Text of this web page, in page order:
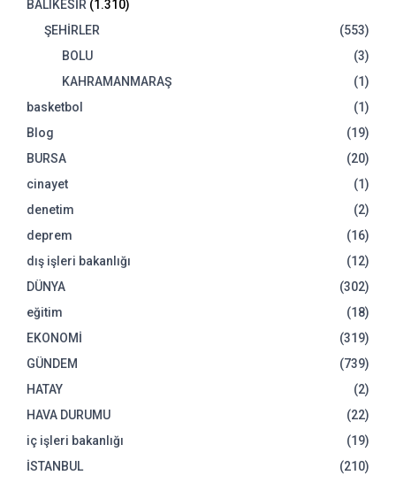
BALIKESİR (1.310)
ŞEHİRLER
(553)
BOLU
(3)
KAHRAMANMARAŞ
(1)
basketbol
(1)
Blog
(19)
BURSA
(20)
cinayet
(1)
denetim
(2)
deprem
(16)
dış işleri bakanlığı
(12)
DÜNYA
(302)
eğitim
(18)
EKONOMİ
(319)
GÜNDEM
(739)
HATAY
(2)
HAVA DURUMU
(22)
iç işleri bakanlığı
(19)
İSTANBUL
(210)